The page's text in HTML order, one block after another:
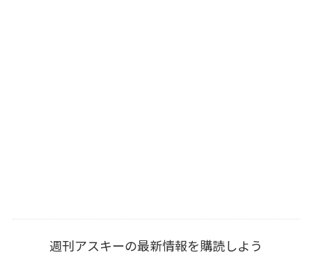
週刊アスキーの最新情報を購読しよう